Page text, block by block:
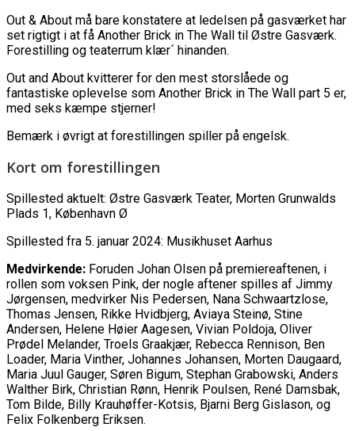
Out & About må bare konstatere at ledelsen på gasværket har
set rigtigt i at få Another Brick in The Wall til Østre Gasværk.
Forestilling og teaterrum klær´ hinanden.
Out and About kvitterer for den mest storslåede og
fantastiske oplevelse som Another Brick in The Wall part 5 er,
med seks kæmpe stjerner!
Bemærk i øvrigt at forestillingen spiller på engelsk.
Kort om forestillingen
Spillested aktuelt: Østre Gasværk Teater, Morten Grunwalds
Plads 1, København Ø
Spillested fra 5. januar 2024: Musikhuset Aarhus
Medvirkende: Foruden Johan Olsen på premiereaftenen, i
rollen som voksen Pink, der nogle aftener spilles af Jimmy
Jørgensen, medvirker Nis Pedersen, Nana Schwaartzlose,
Thomas Jensen, Rikke Hvidbjerg, Aviaya Steinø, Stine
Andersen, Helene Høier Aagesen, Vivian Poldoja, Oliver
Prødel Melander, Troels Graakjær, Rebecca Rennison, Ben
Loader, Maria Vinther, Johannes Johansen, Morten Daugaard,
Maria Juul Gauger, Søren Bigum, Stephan Grabowski, Anders
Walther Birk, Christian Rønn, Henrik Poulsen, René Damsbak,
Tom Bilde, Billy Krauhøffer-Kotsis, Bjarni Berg Gislason, og
Felix Folkenberg Eriksen.